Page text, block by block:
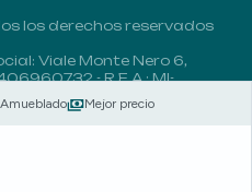
Amueblado Mejor precio
los derechos reservados
Viale Monte Nero 6,
- R.E.A.: MI-
euros totalmente